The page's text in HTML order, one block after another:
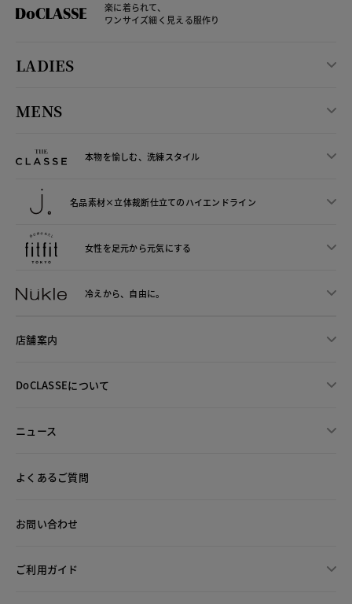
楽に着られて、
ワンサイズ細く見える服作り
LADIES
MENS
本物を愉しむ、洗練スタイル
名品素材×立体裁断仕立てのハイエンドライン
女性を足元から元気にする
冷えから、 自由に。
店舗案内
DoCLASSEについて
ニュース
よくあるご質問
お問い合わせ
ご利用ガイド